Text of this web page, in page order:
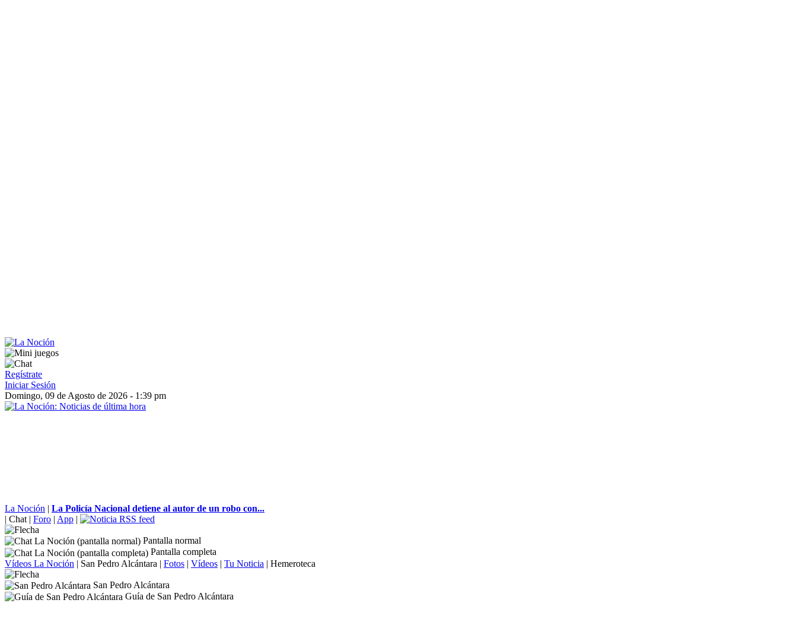
Regístrate
Iniciar Sesión
Domingo, 09 de Agosto de 2026 - 1:39 pm
La Noción | La Policía Nacional detiene al autor de un robo con...
| Chat | Foro | App |
Pantalla normal
Pantalla completa
Vídeos La Noción | San Pedro Alcántara | Fotos | Vídeos | Tu Noticia | Hemeroteca
San Pedro Alcántara
Guía de San Pedro Alcántara